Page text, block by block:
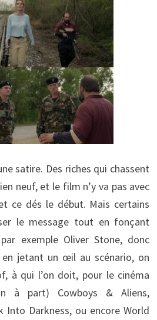
satire. Des riches qui chassent
neuf, et le film n’y va pas avec
ce dés le début. Mais certains
le message tout en fonçant
exemple Oliver Stone, donc
jetant un œil au scénario, on
à qui l’on doit, pour le cinéma
à part) Cowboys & Aliens,
Into Darkness, ou encore World